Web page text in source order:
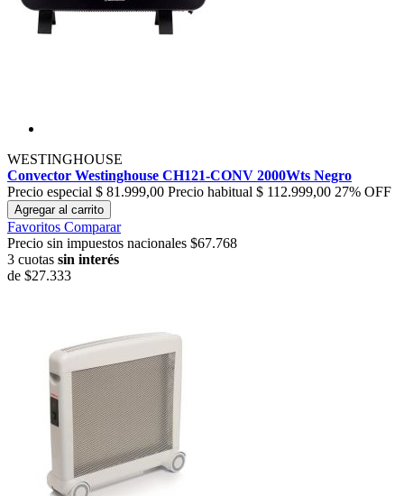
WESTINGHOUSE
Convector Westinghouse CH121-CONV 2000Wts Negro
Precio especial $ 81.999,00 Precio habitual $ 112.999,00 27% OFF
Agregar al carrito
Favoritos Comparar
Precio sin impuestos nacionales $67.768
3 cuotas sin interés
de $27.333